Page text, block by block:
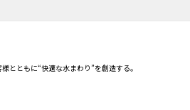
様とともに“快適な水まわり”を創造する。